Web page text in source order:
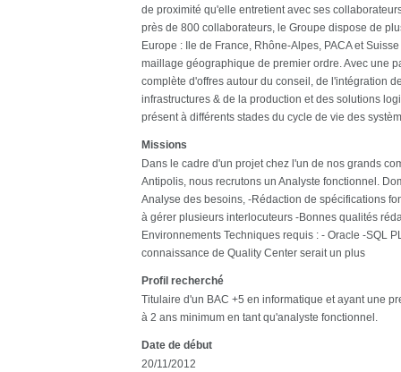
de proximité qu'elle entretient avec ses
près de 800 collaborateurs, le Groupe dispose de
Europe : Ile de France, Rhône-Alpes, PACA et
maillage géographique de premier ordre. Avec une
complète d'offres autour du conseil, de l'intégration
infrastructures & de la production et des solutions
présent à différents stades du cycle de vie des
Missions
Dans le cadre d'un projet chez l'un de nos grands
Antipolis, nous recrutons un Analyste fonctionnel.
Analyse des besoins, -Rédaction de spécifications
à gérer plusieurs interlocuteurs -Bonnes qualités
Environnements Techniques requis : - Oracle -SQL
connaissance de Quality Center serait un plus
Profil recherché
Titulaire d'un BAC +5 en informatique et ayant une
à 2 ans minimum en tant qu'analyste fonctionnel.
Date de début
20/11/2012